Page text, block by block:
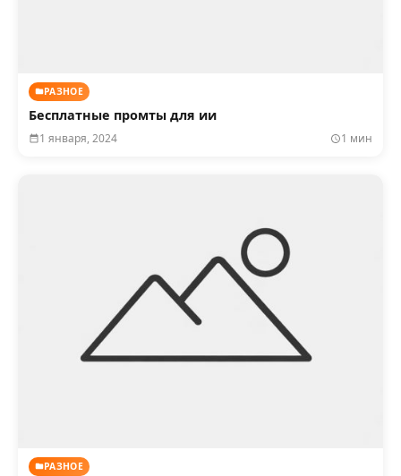
РАЗНОЕ
Бесплатные промты для ии
1 января, 2024 1 мин
РАЗНОЕ